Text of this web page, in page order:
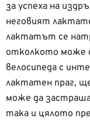
за успеха на
неговият
лактатът се
отколкото може
велосипеда с
лактатен праг,
може да
така и цялото